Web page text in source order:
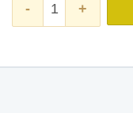
- +